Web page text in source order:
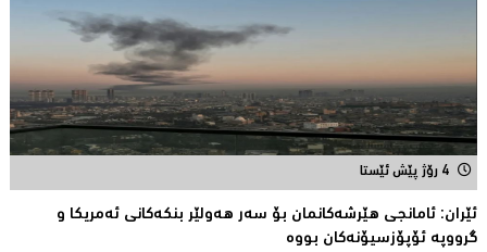
4 رۆژ پێش ئێستا
ئێران: ئامانجى هێرشەکانمان بۆ سەر هەولێر بنکەکانى ئەمریکا و
گرووپە ئۆپۆزسیۆنەکان بووە